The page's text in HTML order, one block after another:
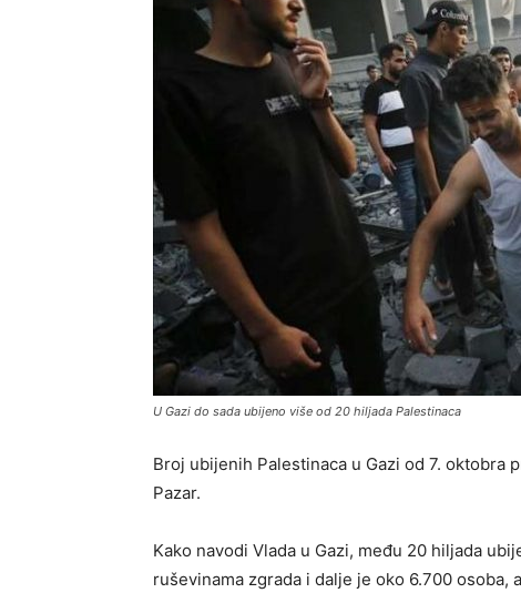
U Gazi do sada ubijeno više od 20 hiljada Palestinaca
Broj ubijenih Palestinaca u Gazi od 7. oktobra
Pazar.
Kako navodi Vlada u Gazi, među 20 hiljada
ruševinama zgrada i dalje je oko 6.700 osoba,